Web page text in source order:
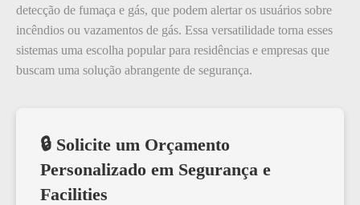
detecção de fumaça e gás, que podem alertar os usuários sobre
incêndios ou vazamentos de gás. Essa versatilidade torna esses
sistemas uma escolha popular para residências e empresas que
buscam uma solução abrangente de segurança.
🔒 Solicite um Orçamento
Personalizado em Segurança e
Facilities